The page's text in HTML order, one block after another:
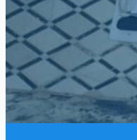
Blog
Sobre
Contactos